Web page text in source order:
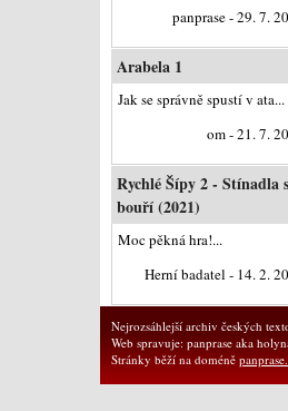
panprase - 29. 7.
Arabela 1
Jak se správně spustí v ata...
om - 21. 7.
Rychlé Šípy 2 - Stínadla
bouří (2021)
Moc pěkná hra!...
Herní badatel - 14. 2.
Nejrozsáhlejší archiv českých
Web spravuje: panprase aka
Stránky běží na doméně